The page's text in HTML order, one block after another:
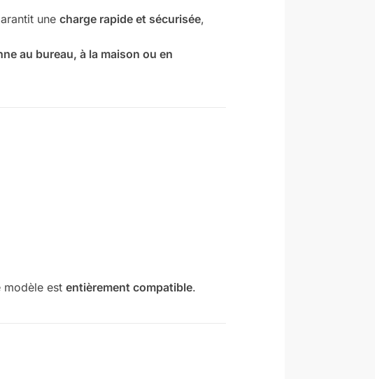
une charge rapide et sécurisée,
au bureau, à la maison ou en
modèle est entièrement compatible.